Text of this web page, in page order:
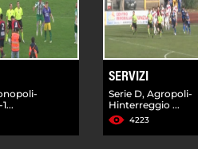
SERVIZI
Serie D, Agropoli-
Hinterreggio ...
4223